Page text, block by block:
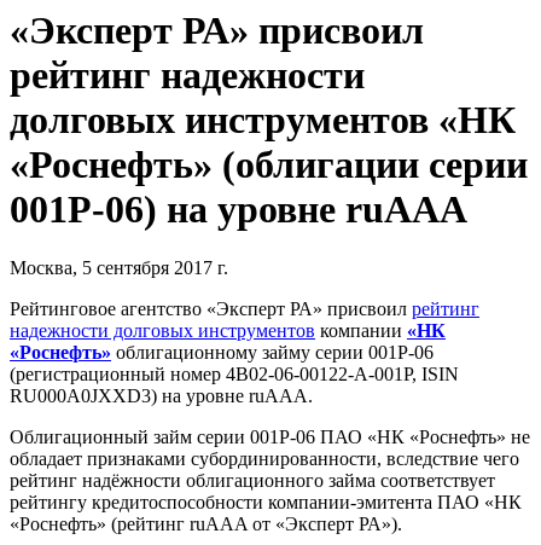
«Эксперт РА» присвоил
рейтинг надежности
долговых инструментов «НК
«Роснефть» (облигации серии
001Р-06) на уровне ruAAA
Москва, 5 сентября 2017 г.
Рейтинговое агентство «Эксперт РА» присвоил рейтинг
надежности долговых инструментов компании «НК
«Роснефть» облигационному займу серии 001Р-06
(регистрационный номер 4B02-06-00122-A-001P, ISIN
RU000A0JXXD3) на уровне ruAAA.
Облигационный займ серии 001Р-06 ПАО «НК «Роснефть» не
обладает признаками субординированности, вследствие чего
рейтинг надёжности облигационного займа соответствует
рейтингу кредитоспособности компании-эмитента ПАО «НК
«Роснефть» (рейтинг ruAAA от «Эксперт РА»).